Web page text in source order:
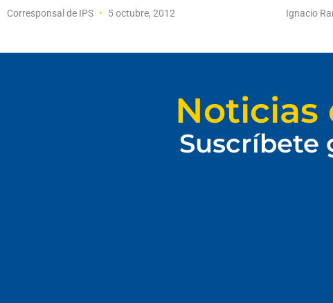
Corresponsal de IPS 5 octubre, 2012 Ignacio
Noticias
Suscríbete